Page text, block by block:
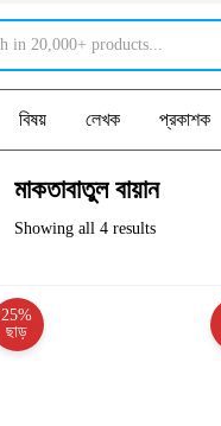
বিষয় লেখক প্রকাশক
মাকতাবাতুল বায়ান
Showing all 4 results
25%
ছাড়